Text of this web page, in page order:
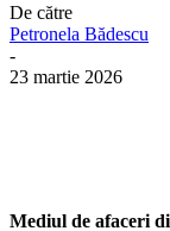
De către
Petronela Bădescu
-
23 martie 2026
Mediul de afaceri